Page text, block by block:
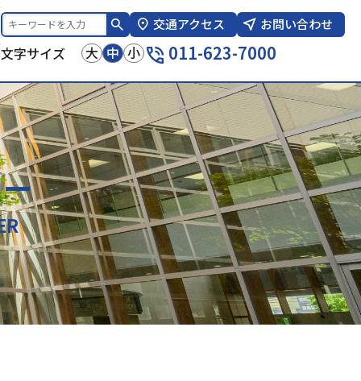
交通アクセス お問い合わせ
文字サイズ 大 中 小 011-623-7000